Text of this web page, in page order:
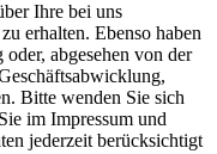
Ihre bei uns
erhalten. Ebenso haben
abgesehen von der
Bitte wenden Sie sich
im Impressum und
jederzeit berücksichtigt